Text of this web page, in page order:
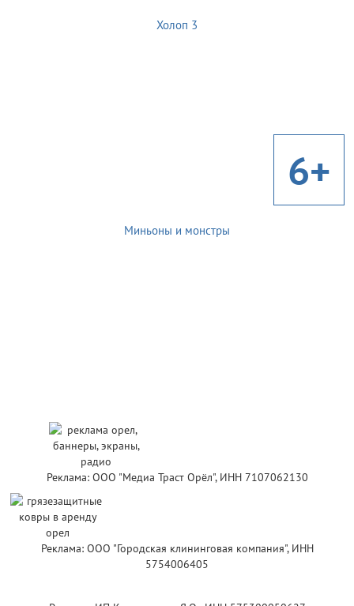
Холоп 3
6+
Миньоны и монстры
Реклама: ООО "Медиа Траст Орёл", ИНН 7107062130
Реклама: ООО "Городская клининговая компания", ИНН
5754006405